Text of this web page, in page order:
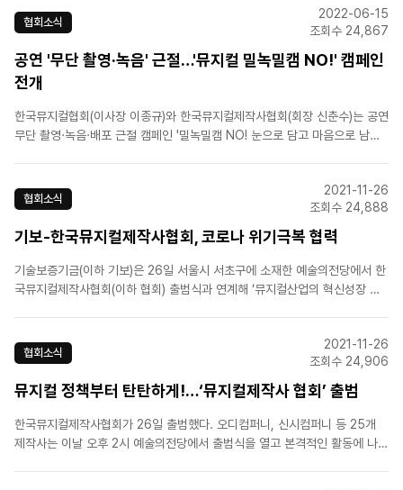
등의 메인 주제로 활용될 예정이다. 캠페..
협회소식
2022-06-15
조회수 24,867
공연 '무단 촬영·녹음' 근절…'뮤지컬 밀녹밀캠 NO!' 캠페인
전개
한국뮤지컬협회(이사장 이종규)와 한국뮤지컬제작사협회(회장 신춘수)는 공연
무단 촬영·녹음·배포 근절 캠페인 '밀녹밀캠 NO! 눈으로 담고 마음으로 남기
적 근거가 부족하다"며 "이번 캠페인을 통해 뮤..
협회소식
2021-11-26
조회수 24,888
기보-한국뮤지컬제작사협회, 코로나 위기극복 협력
기술보증기금(이하 기보)은 26일 서울시 서초구에 소재한 예술의전당에서 한
국뮤지컬제작사협회(이하 협회) 출범식과 연계해 ‘뮤지컬산업의 혁신성장 지
mode=view&newsid=540464
협회소식
2021-11-26
조회수 24,906
뮤지컬 정책부터 탄탄하게!…‘뮤지컬제작사 협회’ 출범
한국뮤지컬제작사협회가 26일 출범했다. 오디컴퍼니, 신시컴퍼니 등 25개
제작사는 이날 오후 2시 예술의전당에서 출범식을 열고 본격적인 활동에 나섰